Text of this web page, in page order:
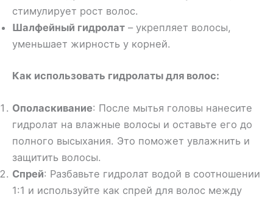
стимулирует рост волос.
Шалфейный гидролат – укрепляет волосы,
уменьшает жирность у корней.
Как использовать гидролаты для волос:
Ополаскивание: После мытья головы нанесите
гидролат на влажные волосы и оставьте его до
полного высыхания. Это поможет увлажнить и
защитить волосы.
Спрей: Разбавьте гидролат водой в соотношении
1:1 и используйте как спрей для волос между